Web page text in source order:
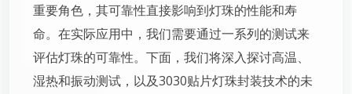
重要角色，其可靠性直接影响到灯珠的性能和寿
命。在实际应用中，我们需要通过一系列的测试来
评估灯珠的可靠性。下面，我们将深入探讨高温、
湿热和振动测试，以及3030贴片灯珠封装技术的未